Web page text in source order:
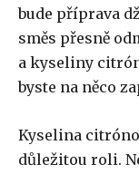
bude příprava
směs přesně
a kyseliny
byste na něco
Kyselina
důležitou roli.